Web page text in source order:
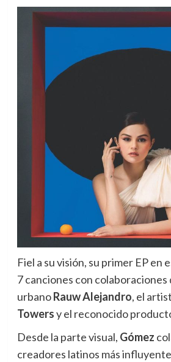
Fiel a su visión, su primer EP en
7 canciones con
urbanoRauw Alejandro, el
Towersy el reconocido
Desde la parte visual, Gómez
creadores latinos más